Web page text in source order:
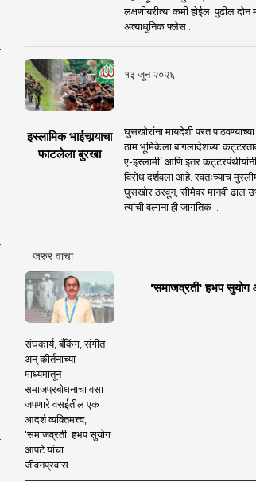
लक्षणीयरीत्या कमी होईल. पुढील दोन
अत्याधुनिक फ्लेस ..
१३ जून २०२६
इस्लामिक भाईचार्‍याचा
फाटलेला बुरखा
घुसखोरांना मायदेशी परत पाठवण्याच्या
ठाम भूमिकेला बांगलादेशच्या
ए-इस्लामी’ आणि इतर
विरोध दर्शवला आहे. स्वतःच्याच
घुसखोर ठरवून, सीमेवर मानवी ढाल
त्यांची वल्गना ही जागतिक ..
जरुर वाचा
'समाजव्रती' हभप
संघकार्य, बँकिंग, संगीत
अन् कीर्तनाच्या
माध्यमातून
समाजप्रबोधनाचा वसा
जपणारे वसईतील एक
आदर्श व्यक्तिमत्त्व,
'समाजव्रती' हभप सुयोग
आपटे यांचा
जीवनप्रवास.....